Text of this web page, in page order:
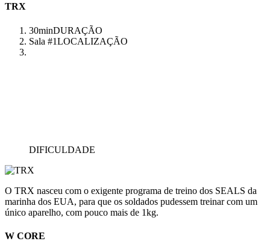
TRX
30minDURAÇÃO
Sala #1LOCALIZAÇÃO
DIFICULDADE
O TRX nasceu com o exigente programa de treino dos SEALS da
marinha dos EUA, para que os soldados pudessem treinar com um
único aparelho, com pouco mais de 1kg.
W CORE